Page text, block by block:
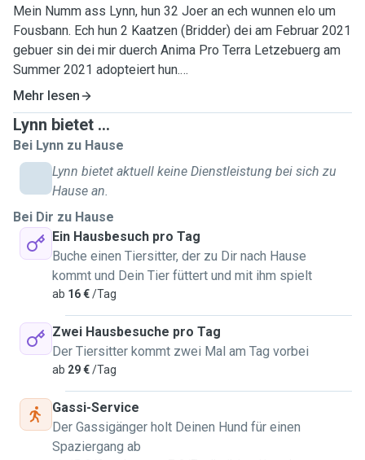
Mein Numm ass Lynn, hun 32 Joer an ech wunnen elo um
Fousbann. Ech hun 2 Kaatzen (Bridder) dei am Februar 2021
gebuer sin dei mir duerch Anima Pro Terra Letzebuerg am
Summer 2021 adopteiert hun.
Ech sin vun kleng un mat Muppen grouss gin, eisen eichte
Familienhond war en Rauhhaardackel. weider Mupperassen
mat denen ech grouss gi sin: Bordercollie, Weimaraner,
Magyar Vizsla.
Och wann ech mat Muppe grouss gin sin, hun mir eis als
Famill aus diversen Grenn fir Kaatzen entscheed. ma ech
Kanner zwou Kanengecher, Schildkröten, Fesch an eng Raat.
Ech beäntweren ganz gären är weider Froen an ech geif
mech immens freehen vun irch ze heieren, an dann och
eventuell op ärt Deier/är Deieren dierfen opzepassen!
Grousse Merci am Viraus.
Leif Greiss,
Lynn ✨️
Bonjour à tous ! 😃 Je m'appelle Lynn, j'ai 32 ans et je vis à
Fousbann. J'ai 2 chats (frères) nés en février 2021 que j'ai
adoptés chez Anima Pro Terra Letzebuerg à l'été 2021. J'ai
Mehr lesen
Lynn bietet ...
Bei Lynn zu Hause
Lynn bietet aktuell keine Dienstleistung bei sich zu
Hause an.
Bei Dir zu Hause
Ein Hausbesuch pro Tag
Buche einen Tiersitter, der zu Dir nach Hause
kommt und Dein Tier füttert und mit ihm spielt
ab 16 €/Tag
Zwei Hausbesuche pro Tag
Der Tiersitter kommt zwei Mal am Tag vorbei
ab 29 €/Tag
Gassi-Service
Der Gassigänger holt Deinen Hund für einen
Spaziergang ab